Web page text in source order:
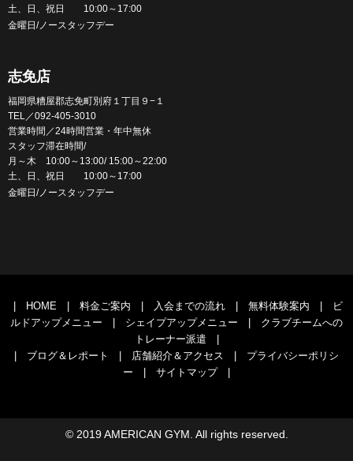
土、日、祝日 10:00～17:00
金曜日/ノースタッフデー
志免店
福岡県糟屋郡志免町別府１丁目９−１
TEL／092-405-3010
営業時間／24時間営業・年中無休
スタッフ滞在時間/
月～木 10:00～13:00/ 15:00～22:00
土、日、祝日 10:00～17:00
金曜日/ノースタッフデー
HOME 料金ご案内 入会までの流れ 無料体験案内
ビ
ルドアップメニュー
シェイプアップメニュー
クラブチームへの
トレーナー派遣
ブログ＆レポート 店舗紹介＆アクセス
プライバシーポリシ
ー
サイトマップ|
© 2019 AMERICAN GYM. All rights reserved.